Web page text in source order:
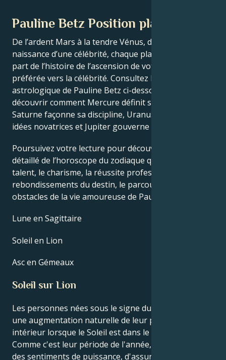
Pauline Betz Position planétaire
De l’ardent Mars à la tendre Vénus, dans ce thème de
naissance d’une célébrité, chaque planète raconte sa
part de l’histoire de l’ascension de votre star
préférée vers la célébrité. Consultez le thème
astrologique de Pauline Betz ci-dessous pour
découvrir comment Mercure définit son intellect,
Saturne façonne sa discipline, Uranus stimule ses
idées novatrices et Jupiter gouverne sa chance.
Poursuivez votre lecture pour découvrir le profil
détaillé de l’horoscope du zodiaque qui explique le
talent, le charisme, la réussite professionnelle, les
rebondissements du destin, le parcours de vie et les
obstacles de la vie amoureuse de Pauline Betz.
Lune en Sagittaire
Soleil en Lion
Asc en Gémeaux
Soleil sur Lion
Les personnes nées sous le signe du Lion ressentent
une augmentation naturelle de leur propre pouvoir
intérieur lorsque le Soleil est dans le signe du Lion.
Comme c'est leur période de l'année, ils éprouvent
des sentiments de puissance, d'assurance et de